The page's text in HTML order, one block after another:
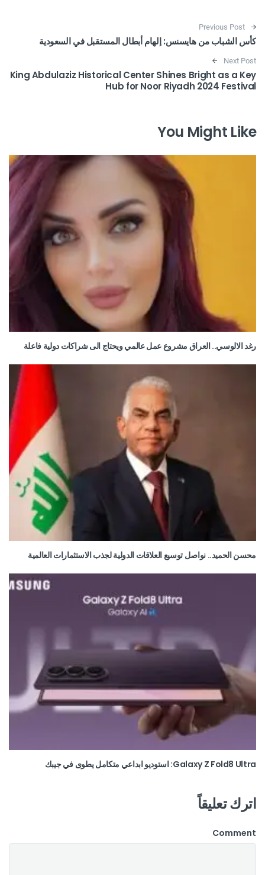
Post navigation
Previous Post
كأس الشباب من هايسنس: إلهام أبطال المستقبل في السعودية
Next Post
King Abdulaziz Historical Center Shines Bright as a Key
Hub for Noor Riyadh 2024 Festival
You Might Like
رغد الالوسي.. العراق مشروع عمل عالمي ويحتاج الى شراكات دولية فاعلة
محسن الحميد.. نواصل توسيع العلاقات الدولية لجذب الاستثمارات العالمية
Galaxy Z Fold8 Ultra: استوديو ابداعي متكامل يطوى في جيبك
اترك تعليقاً
Comment